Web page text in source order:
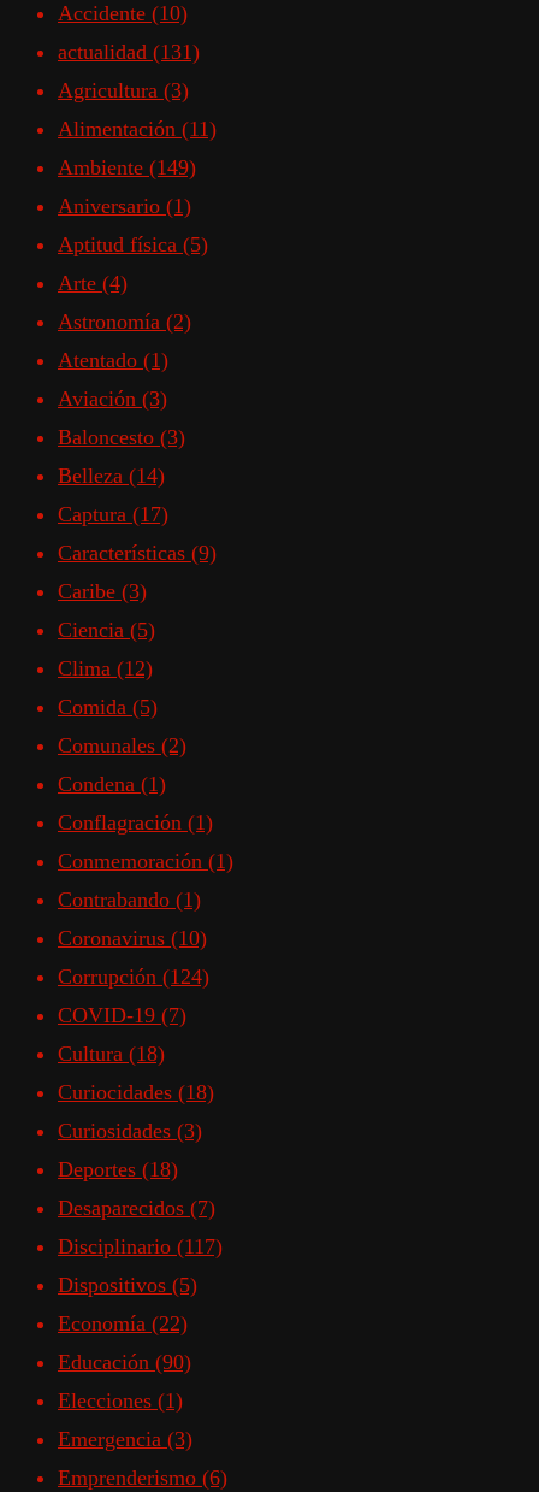
Accidente (10)
actualidad (131)
Agricultura (3)
Alimentación (11)
Ambiente (149)
Aniversario (1)
Aptitud física (5)
Arte (4)
Astronomía (2)
Atentado (1)
Aviación (3)
Baloncesto (3)
Belleza (14)
Captura (17)
Características (9)
Caribe (3)
Ciencia (5)
Clima (12)
Comida (5)
Comunales (2)
Condena (1)
Conflagración (1)
Conmemoración (1)
Contrabando (1)
Coronavirus (10)
Corrupción (124)
COVID-19 (7)
Cultura (18)
Curiocidades (18)
Curiosidades (3)
Deportes (18)
Desaparecidos (7)
Disciplinario (117)
Dispositivos (5)
Economía (22)
Educación (90)
Elecciones (1)
Emergencia (3)
Emprenderismo (6)